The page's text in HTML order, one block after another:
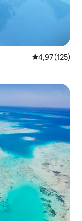
4,97 de uma
4,97 (125)